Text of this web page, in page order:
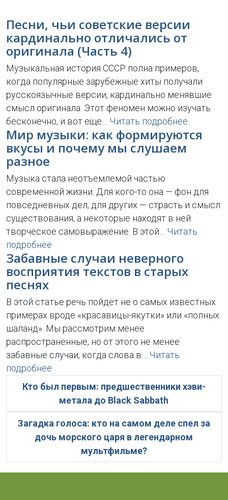
Песни, чьи советские версии
кардинально отличались от
оригинала (Часть 4)
Музыкальная история СССР полна примеров,
когда популярные зарубежные хиты получали
русскоязычные версии, кардинально менявшие
смысл оригинала. Этот феномен можно изучать
бесконечно, и вот еще… Читать подробнее
Мир музыки: как формируются
вкусы и почему мы слушаем
разное
Музыка стала неотъемлемой частью
современной жизни. Для кого-то она — фон для
повседневных дел, для других — страсть и смысл
существования, а некоторые находят в ней
творческое самовыражение. В этой… Читать
подробнее
Забавные случаи неверного
восприятия текстов в старых
песнях
В этой статье речь пойдет не о самых известных
примерах вроде «красавицы-якутки» или «полных
шаланд». Мы рассмотрим менее
распространенные, но от этого не менее
забавные случаи, когда слова в… Читать
подробнее
Кто был первым: предшественники хэви-
метала до Black Sabbath
Загадка голоса: кто на самом деле спел за
дочь морского царя в легендарном
мультфильме?